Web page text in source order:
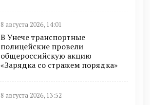
8 августа 2026, 14:01
В Унече транспортные
полицейские провели
общероссийскую акцию
«Зарядка со стражем порядка»
8 августа 2026, 13:52